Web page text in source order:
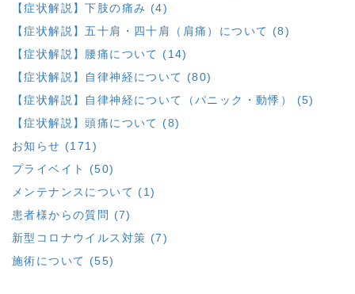
【症状解説】下肢の痛み (4)
【症状解説】五十肩・四十肩（肩痛）について (8)
【症状解説】腰痛について (14)
【症状解説】自律神経について (80)
【症状解説】自律神経について（パニック・動悸） (5)
【症状解説】頭痛について (8)
お知らせ (171)
プライベイト (50)
メンテナンスについて (1)
患者様からの質問 (7)
新型コロナウイルス対策 (7)
施術について (55)